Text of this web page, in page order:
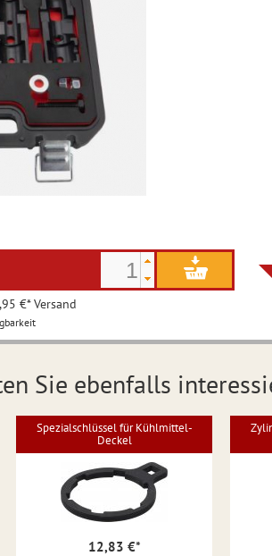
€* Versand
Sie ebenfalls
Spezialschlüssel für Kühlmittel-
Deckel
12,83 €*